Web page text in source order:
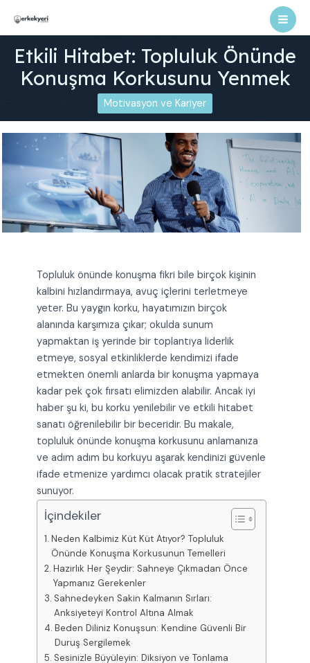
atla
Etkili Hitabet: Topluluk Önünde
Konuşma Korkusunu Yenmek
Motivasyon ve Kariyer
Topluluk önünde konuşma fikri bile birçok kişinin
kalbini hızlandırmaya, avuç içlerini terletmeye
yeter. Bu yaygın korku, hayatımızın birçok
alanında karşımıza çıkar; okulda sunum
yapmaktan iş yerinde bir toplantıya liderlik
etmeye, sosyal etkinliklerde kendimizi ifade
etmekten önemli anlarda bir konuşma yapmaya
kadar pek çok fırsatı elimizden alabilir. Ancak iyi
haber şu ki, bu korku yenilebilir ve etkili hitabet
sanatı öğrenilebilir bir beceridir. Bu makale,
topluluk önünde konuşma korkusunu anlamanıza
ve adım adım bu korkuyu aşarak kendinizi güvenle
ifade etmenize yardımcı olacak pratik stratejiler
sunuyor.
İçindekiler
Neden Kalbimiz Küt Küt Atıyor? Topluluk
Önünde Konuşma Korkusunun Temelleri
Hazırlık Her Şeydir: Sahneye Çıkmadan Önce
Yapmanız Gerekenler
Sahnedeyken Sakin Kalmanın Sırları:
Anksiyeteyi Kontrol Altına Almak
Beden Diliniz Konuşsun: Kendine Güvenli Bir
Duruş Sergilemek
Sesinizle Büyüleyin: Diksiyon ve Tonlama